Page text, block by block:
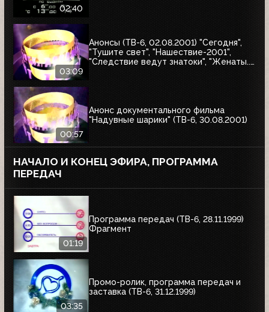
02:40
03:09
Анонсы (ТВ-6, 02.08.2001) "Сегодня",
"Тушите свет", "Нашествие-2001",
"Следствие ведут знатоки", "Женаты...
00:57
Анонс документального фильма
"Надувные шарики" (ТВ-6, 30.08.2001)
НАЧАЛО И КОНЕЦ ЭФИРА, ПРОГРАММА
ПЕРЕДАЧ
01:19
Программа передач (ТВ-6, 28.11.1999)
Фрагмент
03:35
Промо-ролик, программа передач и
заставка (ТВ-6, 31.12.1999)